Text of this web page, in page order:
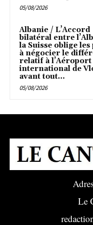
05/08/2026
Albanie / L’Accord
bilatéral entre
la Suisse oblige
à négocier le
relatif à l’Aéroport
international de
avant tout...
05/08/2026
Le